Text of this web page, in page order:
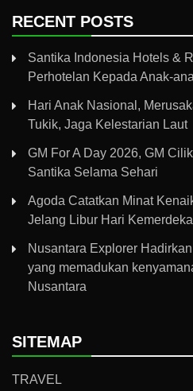
RECENT POSTS
Santika Indonesia Hotels &
Perhotelan Kepada Anak-
Hari Anak Nasional,
Tukik, Jaga Kelestarian Laut
GM For A Day 2026, GM
Santika Selama Sehari
Agoda Catatkan Minat
Jelang Libur Hari
Nusantara Explorer
yang memadukan
Nusantara
SITEMAP
TRAVEL